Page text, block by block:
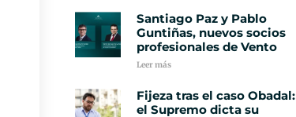
Santiago Paz y Pablo
Guntiñas, nuevos socios
profesionales de Vento
Leer más
Fijeza tras el caso Obadal:
el Supremo dicta su